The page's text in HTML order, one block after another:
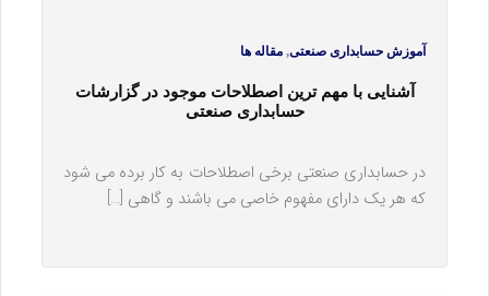
آموزش حسابداری صنعتی,مقاله ها
آشنایی با مهم ترین اصطلاحات موجود در گزارشات
حسابداری صنعتی
در حسابداری صنعتی برخی اصطلاحات به کار برده می شود
که هر یک دارای مفهوم خاصی می باشند و گاهی […]